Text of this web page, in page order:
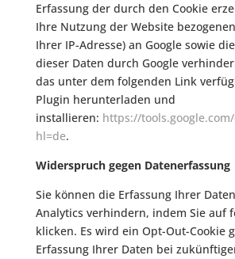
Erfassung der durch den Cookie
Ihre Nutzung der Website
Ihrer IP-Adresse) an Google sowie
dieser Daten durch Google
das unter dem folgenden Link
Plugin herunterladen und
installieren: https://
hl=de.
Widerspruch gegen Datenerfassung
Sie können die Erfassung Ihrer
Analytics verhindern, indem Sie auf
klicken. Es wird ein Opt-Out-Cookie
Erfassung Ihrer Daten bei